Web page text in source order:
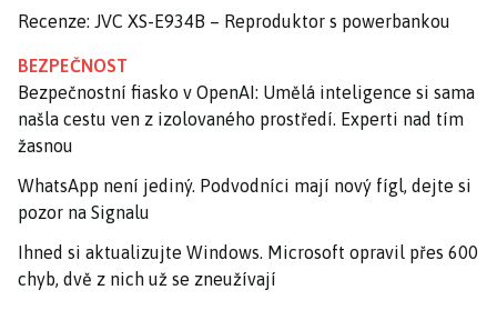
Recenze: JVC XS-E934B – Reproduktor s powerbankou
BEZPEČNOST
Bezpečnostní fiasko v OpenAI: Umělá inteligence si sama
našla cestu ven z izolovaného prostředí. Experti nad tím
žasnou
WhatsApp není jediný. Podvodníci mají nový fígl, dejte si
pozor na Signalu
Ihned si aktualizujte Windows. Microsoft opravil přes 600
chyb, dvě z nich už se zneužívají